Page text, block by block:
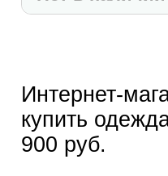
Интернет-
купить
900 руб.